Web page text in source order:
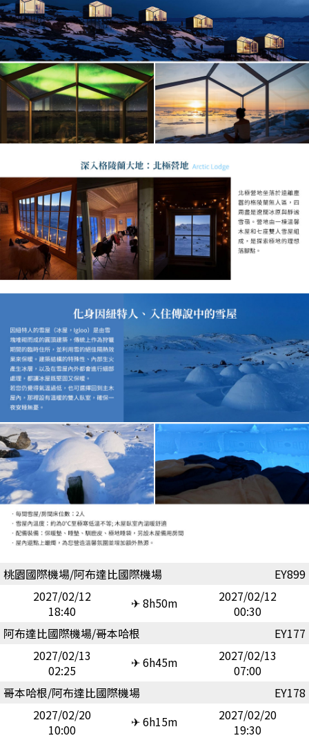
桃園國際機場/阿布達比國際機場
EY899
2027/02/12
18:40
✈ 8h50m
2027/02/12
00:30
阿布達比國際機場/哥本哈根
EY177
2027/02/13
02:25
✈ 6h45m
2027/02/13
07:00
哥本哈根/阿布達比國際機場
EY178
2027/02/20
10:00
✈ 6h15m
2027/02/20
19:30